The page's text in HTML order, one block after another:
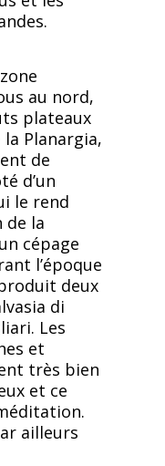
au nord,
plateaux
Planargia,
de
d’un
le rend
la
cépage
l’époque
deux
di
Les
et
très bien
et ce
ailleurs